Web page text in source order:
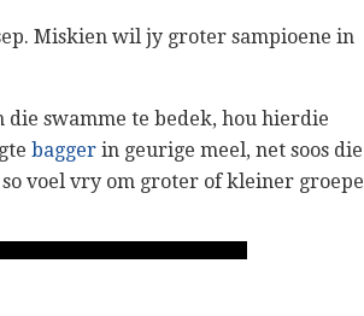
Miskien wil jy groter sampioene in
swamme te bedek, hou hierdie
bagger in geurige meel, net soos die
voel vry om groter of kleiner groepe